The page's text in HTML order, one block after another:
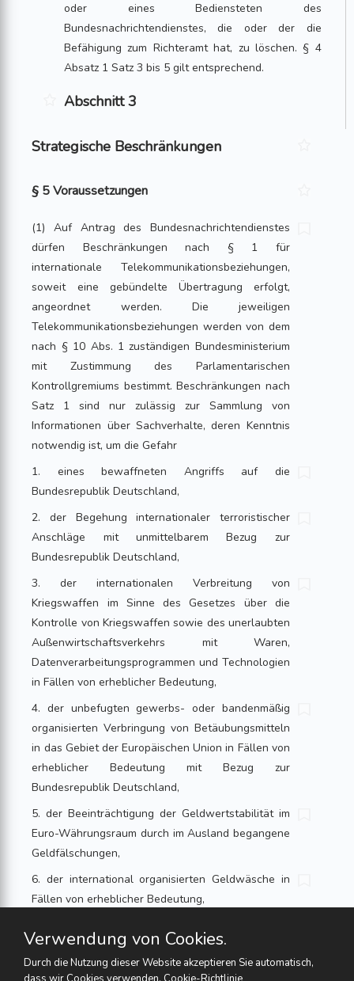
oder eines Bediensteten des
Bundesnachrichtendienstes, die oder der die
Befähigung zum Richteramt hat, zu löschen. § 4
Absatz 1 Satz 3 bis 5 gilt entsprechend.
Abschnitt 3
Strategische Beschränkungen
§ 5 Voraussetzungen
(1) Auf Antrag des Bundesnachrichtendienstes
dürfen Beschränkungen nach § 1 für
internationale Telekommunikationsbeziehungen,
soweit eine gebündelte Übertragung erfolgt,
angeordnet werden. Die jeweiligen
Telekommunikationsbeziehungen werden von dem
nach § 10 Abs. 1 zuständigen Bundesministerium
mit Zustimmung des Parlamentarischen
Kontrollgremiums bestimmt. Beschränkungen nach
Satz 1 sind nur zulässig zur Sammlung von
Informationen über Sachverhalte, deren Kenntnis
notwendig ist, um die Gefahr
1. eines bewaffneten Angriffs auf die
Bundesrepublik Deutschland,
2. der Begehung internationaler terroristischer
Anschläge mit unmittelbarem Bezug zur
Bundesrepublik Deutschland,
3. der internationalen Verbreitung von
Kriegswaffen im Sinne des Gesetzes über die
Kontrolle von Kriegswaffen sowie des unerlaubten
Außenwirtschaftsverkehrs mit Waren,
Datenverarbeitungsprogrammen und Technologien
in Fällen von erheblicher Bedeutung,
4. der unbefugten gewerbs- oder bandenmäßig
organisierten Verbringung von Betäubungsmitteln
in das Gebiet der Europäischen Union in Fällen von
erheblicher Bedeutung mit Bezug zur
Bundesrepublik Deutschland,
5. der Beeinträchtigung der Geldwertstabilität im
Euro-Währungsraum durch im Ausland begangene
Geldfälschungen,
6. der international organisierten Geldwäsche in
Fällen von erheblicher Bedeutung,
Einschleusens von ausländischen Personen in das
Gebiet der Europäischen Union in Fällen von
Verwendung von Cookies.
Durch die Nutzung dieser Website akzeptieren Sie automatisch,